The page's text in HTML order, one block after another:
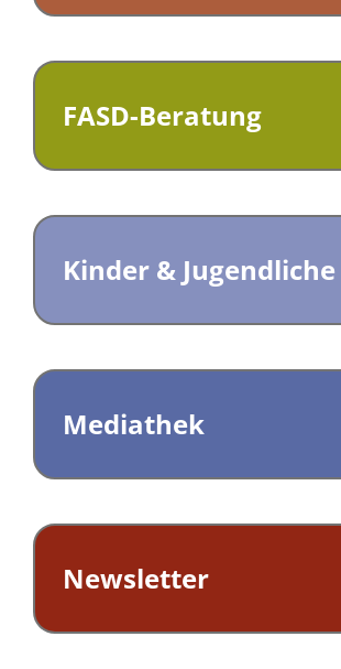
FASD-Beratung
Kinder & Jugendliche
Mediathek
Newsletter